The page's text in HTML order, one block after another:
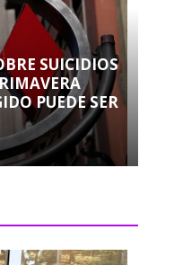
SUICIDIOS
PUEDE SER